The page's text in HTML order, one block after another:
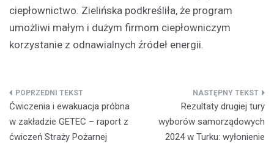
ciepłownictwo. Zielińska podkreśliła, że program
umożliwi małym i dużym firmom ciepłowniczym
korzystanie z odnawialnych źródeł energii.
Nawigacja
wpisu
Ćwiczenia i ewakuacja próbna
w zakładzie GETEC – raport z
ćwiczeń Straży Pożarnej
Rezultaty drugiej tury
wyborów samorządowych
2024 w Turku: wyłonienie